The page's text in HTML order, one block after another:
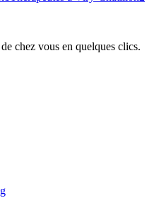
chez vous en quelques clics.